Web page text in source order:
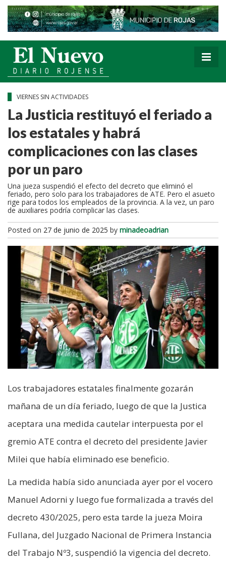
VIERNES SIN ACTIVIDADES
La Justicia restituyó el feriado a
los estatales y habrá
complicaciones con las clases
por un paro
Una jueza suspendió el efecto del decreto que eliminó el
feriado, pero solo para los trabajadores de ATE. Pero el asueto
rige para todos los empleados de la provincia. A la vez, un paro
de auxiliares podría complicar las clases.
Posted on 27 de junio de 2025 by minadeoadrian
Los trabajadores estatales finalmente gozarán
mañana de un día feriado, luego de que la Justica
aceptara una medida cautelar interpuesta por el
gremio ATE contra el decreto del presidente Javier
Milei que había eliminado ese beneficio.
La medida había sido anunciada ayer por el vocero
Manuel Adorni y luego fue formalizada a través del
decreto 430/2025, pero esta tarde la jueza Moira
Fullana, del Juzgado Nacional de Primera Instancia
del Trabajo Nº3, suspendió la vigencia del decreto.